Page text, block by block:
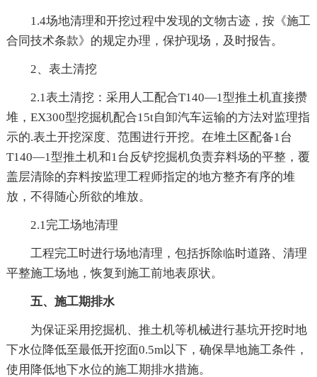
1.4场地清理和开挖过程中发现的文物古迹，按《施工
合同技术条款》的规定办理，保护现场，及时报告。
2、表土清挖
2.1表土清挖：采用人工配合T140—1型推土机直接攒
堆，EX300型挖掘机配合15t自卸汽车运输的方法对监理指
示的.表土开挖深度、范围进行开挖。在堆土区配备1台
T140—1型推土机和1台反铲挖掘机负责弃料场的平整，覆
盖层清除的弃料按监理工程师指定的地方整齐有序的堆
放，不得随心所欲的堆放。
2.1完工场地清理
工程完工时进行场地清理，包括拆除临时道路、清理
平整施工场地，恢复到施工前地表原状。
五、施工期排水
为保证采用挖掘机、推土机等机械进行基坑开挖时地
下水位降低至最低开挖面0.5m以下，确保旱地施工条件，
使用降低地下水位的施工期排水措施。